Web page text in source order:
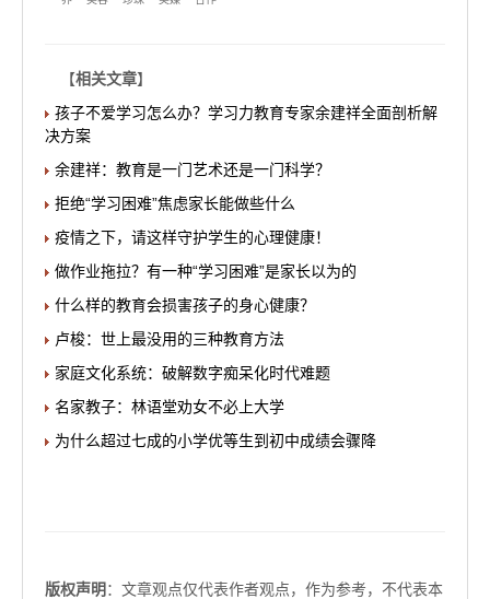
【相关文章】
孩子不爱学习怎么办？学习力教育专家余建祥全面剖析解
决方案
余建祥：教育是一门艺术还是一门科学？
拒绝“学习困难”焦虑家长能做些什么
疫情之下，请这样守护学生的心理健康！
做作业拖拉？有一种“学习困难”是家长以为的
什么样的教育会损害孩子的身心健康？
卢梭：世上最没用的三种教育方法
家庭文化系统：破解数字痴呆化时代难题
名家教子：林语堂劝女不必上大学
为什么超过七成的小学优等生到初中成绩会骤降
版权声明 ：文章观点仅代表作者观点，作为参考，不代表本